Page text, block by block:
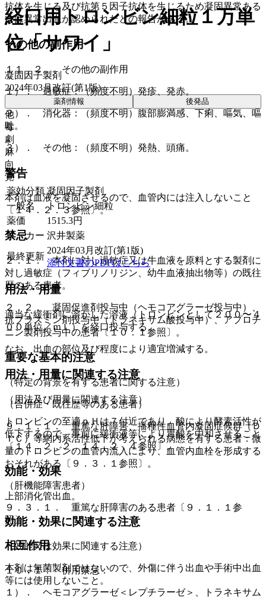
抗体を生じる及び抗第５因子抗体を生じるため凝固異常ある
いは異常出血が認められたとの報告がある。
その他の副作用
１１．２． その他の副作用
１）． 過敏症：（頻度不明）発疹、発赤。
２）． 消化器：（頻度不明）腹部膨満感、下痢、嘔気、嘔
吐。
３）． その他：（頻度不明）発熱、頭痛。
警告
本剤は血液を凝固させるので、血管内には注入しないこと
〔１４．２．３参照〕。
禁忌
２．１． 本剤に対し過敏症又は牛血液を原料とする製剤に
対し過敏症（フィブリノリジン、幼牛血液抽出物等）の既往
歴のある患者。
２．２． 凝固促進剤投与中（ヘモコアグラーゼ投与中）、
抗プラスミン剤投与中（トラネキサム酸投与中）、アプロチ
ニン製剤投与中の患者〔１０．１参照〕。
重要な基本的注意
（特定の背景を有する患者に関する注意）
（合併症・既往歴等のある患者）
９．１．１． 重篤な肝障害、播種性血管内凝固症候群（Ｄ
ＩＣ）等網内系活性低下が考えられる病態を有する患者：微
量のトロンビンの血管内流入により、血管内血栓を形成する
おそれがある〔９．３．１参照〕。
（肝機能障害患者）
９．３．１． 重篤な肝障害のある患者〔９．１．１参
照〕。
相互作用
１０．１． 併用禁忌：
１）． ヘモコアグラーゼ＜レプチラーゼ＞、トラネキサム
経口用トロンビン細粒１万単
位「サワイ」
凝固因子製剤
2024年03月改訂(第1版)
薬剤情報 後発品
他
毒
劇
麻
向
覚
薬効分類 凝固因子製剤
一般名
トロンビン細粒
薬価
1515.3円
メーカー 沢井製薬
最終更新
2024年03月改訂(第1版)
添付文書のPDFはこちら
用法・用量
適当な緩衝剤に溶かした溶液（トロンビンとして２００〜４
００単位／ｍＬ）を経口投与する。
なお、出血の部位及び程度により適宜増減する。
用法・用量に関連する注意
（用法及び用量に関連する注意）
トロンビンの至適ｐＨは７付近であり、酸により酵素活性が
低下するので、事前に緩衝液等により胃酸を中和させること
〔１４．２．２、１４．２．４参照〕。
効能・効果
上部消化管出血。
効能・効果に関連する注意
（効能又は効果に関連する注意）
本剤は無菌製剤ではないので、外傷に伴う出血や手術中出血
等には使用しないこと。